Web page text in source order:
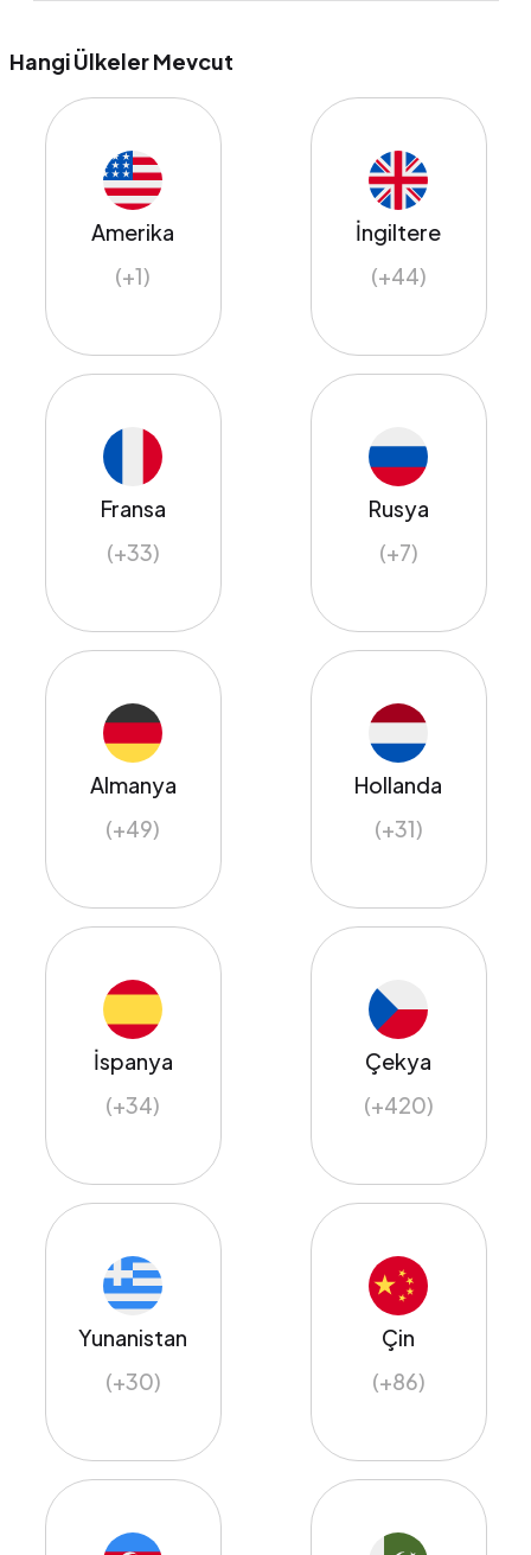
Hangi Ülkeler Mevcut
Amerika
(+1)
İngiltere
(+44)
Fransa
(+33)
Rusya
(+7)
Almanya
(+49)
Hollanda
(+31)
İspanya
(+34)
Çekya
(+420)
Yunanistan
(+30)
Çin
(+86)